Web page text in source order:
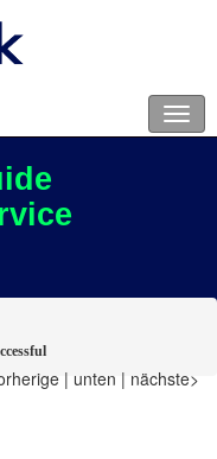
| unten | nächste>